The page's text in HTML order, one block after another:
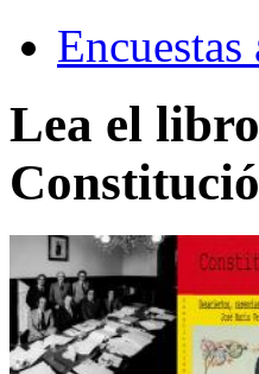
Lea el